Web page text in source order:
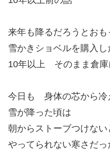
来年も降るだろうとおも
雪かきショベルを購入し
10年以上 そのまま倉庫
今日も 身体の芯から冷
雪が降った頃は
朝からストーブつけない
やってられない寒さだっ